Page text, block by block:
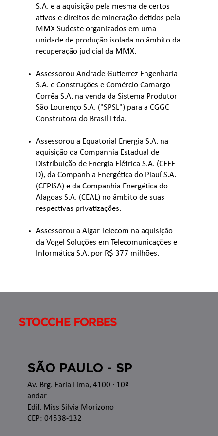
S.A. e a aquisição pela mesma de certos
ativos e direitos de mineração detidos pela
MMX Sudeste organizados em uma
unidade de produção isolada no âmbito da
recuperação judicial da MMX.
Assessorou Andrade Gutierrez Engenharia
S.A. e Construções e Comércio Camargo
Corrêa S.A. na venda da Sistema Produtor
São Lourenço S.A. ("SPSL") para a CGGC
Construtora do Brasil Ltda.
Assessorou a Equatorial Energia S.A. na
aquisição da Companhia Estadual de
Distribuição de Energia Elétrica S.A. (CEEE-
D), da Companhia Energética do Piauí S.A.
(CEPISA) e da Companhia Energética do
Alagoas S.A. (CEAL) no âmbito de suas
respectivas privatizações.
Assessorou a Algar Telecom na aquisição
da Vogel Soluções em Telecomunicações e
Informática S.A. por R$ 377 milhões.
Av. Brg. Faria Lima, 4100 · 10º
andar
Edif. Miss Silvia Morizono
CEP: 04538-132
SÃO PAULO - SP